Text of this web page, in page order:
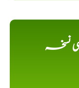
نسخہ